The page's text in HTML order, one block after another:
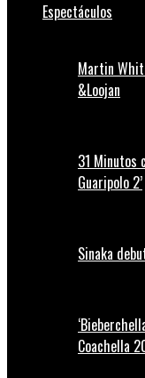
Espectáculos
Martin
&Loojan
31 Minutos
Guaripolo 2’
Sinaka
Coachella